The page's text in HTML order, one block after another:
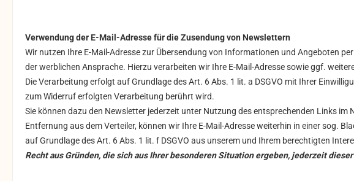
Verwendung der E-Mail-Adresse für die Zusendung von Newslettern
Wir nutzen Ihre E-Mail-Adresse zur Übersendung von Informationen und Angeboten
der werblichen Ansprache. Hierzu verarbeiten wir Ihre E-Mail-Adresse sowie ggf.
Die Verarbeitung erfolgt auf Grundlage des Art. 6 Abs. 1 lit. a DSGVO mit Ihrer
zum Widerruf erfolgten Verarbeitung berührt wird.
Sie können dazu den Newsletter jederzeit unter Nutzung des entsprechenden Links
Entfernung aus dem Verteiler, können wir Ihre E-Mail-Adresse weiterhin in einer sog.
auf Grundlage des Art. 6 Abs. 1 lit. f DSGVO aus unserem und Ihrem berechtigten
Recht aus Gründen, die sich aus Ihrer besonderen Situation ergeben, jederzeit